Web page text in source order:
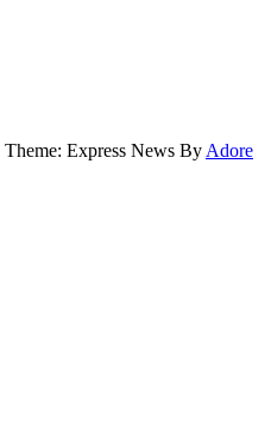
Theme: Express News By Adore